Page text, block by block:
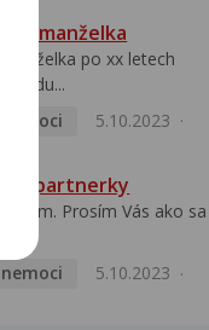
manželka
manželka po xx letech
nemoci
5.10.2023
u partnerky
Prosím Vás ako sa
5.10.2023